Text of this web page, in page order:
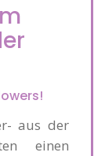
aus der
einen